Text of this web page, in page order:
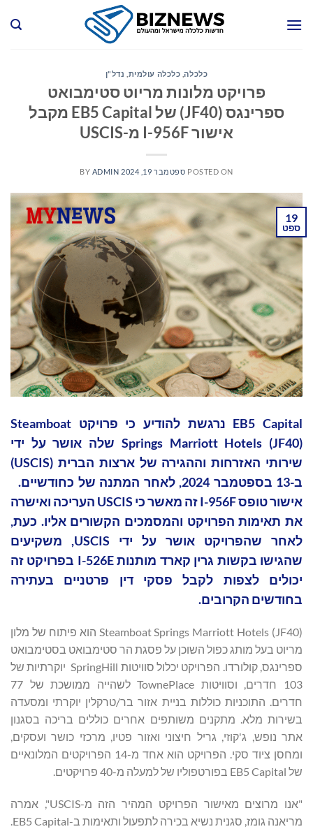
כלכלה, כלכלה עולמית נדל"ן
פרויקט מלונות מריוט סטימבואט
ספרינגס (JF40) של EB5 Capital מקבל
אישור I-956F מ-USCIS
POSTED ON ספטמבר 19, 2024 BY ADMIN
19
ספט
EB5 Capital נרגשת להודיע כי פרויקט Steamboat
Springs Marriott Hotels (JF40) שלה אושר על ידי
שירותי האזרחות וההגירה של ארצות הברית (USCIS)
ב-13 בספטמבר 2024, לאחר המתנה של כחודשיים.
אישור טופס I-956F זה מאשר כי USCIS העריכה ואישרה
את תאימות הפרויקט והמסמכים הקשורים אליו. כעת,
לאחר שהפרויקט אושר על ידי USCIS, משקיעים
שהגישו בקשות גרין קארד מותנות I-526E בפרויקט זה
יכולים לצפות לקבל פסקי דין פרטניים בעתירה
בחודשים הקרובים.
Steamboat Springs Marriott Hotels (JF40) הוא פיתוח של מלון
מריוט בעל מותג כפול השוכן על פסגת הר סטימבואט בסטימבואט
ספרינגס, קולורדו. הפרויקט יכלול סוויטות SpringHill יוקרתיות של
103 חדרים, וסוויטות TownePlace לשהייה ממושכת של 77
חדרים. התוכניות כוללות בניית אזור בר/טרקלין יוקרתי ומסעדה
בשירות מלא. מתקנים משותפים אחרים כוללים בריכה בסגנון
אתר נופש, ג'קוזי, גריל חיצוני ואזור פטיו, מרכזי כושר ועסקים,
ומחסן ציוד סקי. הפרויקט הוא אחד מ-14 הפרויקטים המלונאיים
של EB5 Capital בפורטפוליו של למעלה מ-40 פרויקטים.
"אנו מרוצים מאישור הפרויקט המהיר הזה מ-USCIS", אמרה
מריאנה גומז, סגנית נשיא בכירה לתפעול ותאימות ב-EB5 Capital.